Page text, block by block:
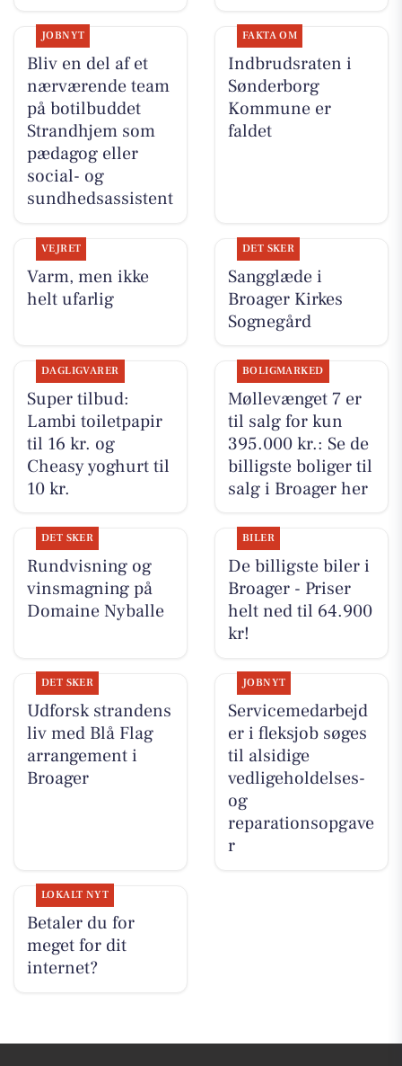
JOBNYT
Bliv en del af et
nærværende team
på botilbuddet
Strandhjem som
pædagog eller
social- og
sundhedsassistent
FAKTA OM
Indbrudsraten i
Sønderborg
Kommune er
faldet
VEJRET
Varm, men ikke
helt ufarlig
DET SKER
Sangglæde i
Broager Kirkes
Sognegård
DAGLIGVARER
Super tilbud:
Lambi toiletpapir
til 16 kr. og
Cheasy yoghurt til
10 kr.
BOLIGMARKED
Møllevænget 7 er
til salg for kun
395.000 kr.: Se de
billigste boliger til
salg i Broager her
DET SKER
Rundvisning og
vinsmagning på
Domaine Nyballe
BILER
De billigste biler i
Broager - Priser
helt ned til 64.900
kr!
DET SKER
Udforsk strandens
liv med Blå Flag
arrangement i
Broager
JOBNYT
Servicemedarbejd
er i fleksjob søges
til alsidige
vedligeholdelses-
og
reparationsopgave
r
LOKALT NYT
Betaler du for
meget for dit
internet?